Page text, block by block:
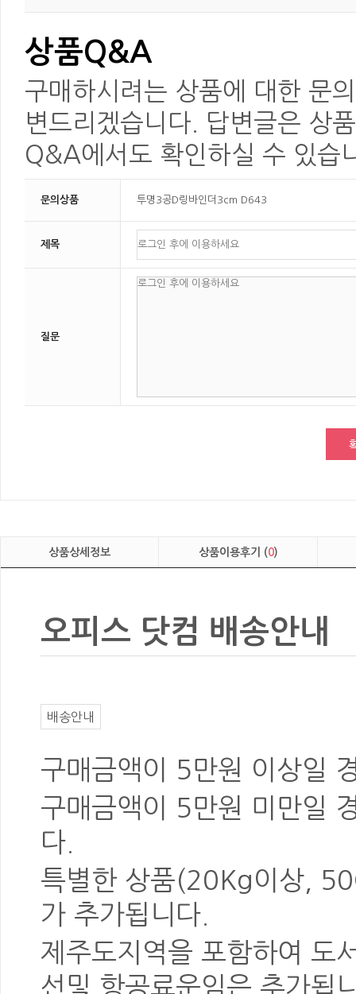
상품Q&A
구매하시려는 상품에 대한 문
변드리겠습니다. 답변글은 상
Q&A에서도 확인하실 수 있습
문의상품 투명3공D링바인더3cm D643
제목
질문
상품상세정보 상품이용후기 (0)
오피스 닷컴 배송안내
배송안내
구매금액이 5만원 이상일
구매금액이 5만원 미만일
다.
특별한 상품(20Kg이상,
가 추가됩니다.
제주도지역을 포함하여 도
선및 항공료운임은 추가됩